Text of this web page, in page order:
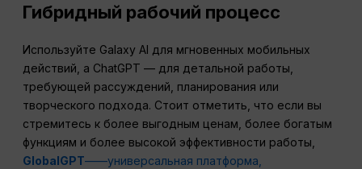
Гибридный рабочий процесс
Используйте Galaxy AI для мгновенных мобильных
действий, а ChatGPT — для детальной работы,
требующей рассуждений, планирования или
творческого подхода. Стоит отметить, что если вы
стремитесь к более выгодным ценам, более богатым
функциям и более высокой эффективности работы,
GlobalGPT——универсальная платформа,